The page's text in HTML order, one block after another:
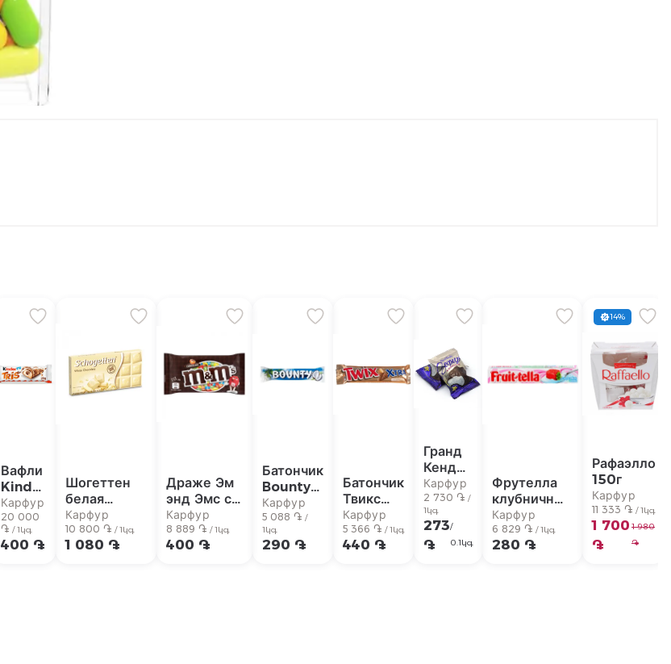
Вафли
Kinder
Tris
20г
Карфур
20 000
֏ / 1կգ
400 ֏
Шогеттен
белая
шоколадная
плитка 100г
Карфур
10 800 ֏ / 1կգ
1 080 ֏
Драже Эм
энд Эмс с
молочным
шоколадом
45 гр
Карфур
8 889 ֏ / 1կգ
400 ֏
Батончик
Bounty
57г
Карфур
5 088 ֏ /
1կգ
290 ֏
Батончик
Твикс
Xtra 82г
Карфур
5 366 ֏ / 1կգ
440 ֏
Гранд
Кенди
Шоко
Зефир
кг
Карфур
2 730 ֏ /
1կգ
273
֏
/
0.1կգ
Фрутелла
клубничный
йогурт 41г
Карфур
6 829 ֏ / 1կգ
280 ֏
14%
Рафаэлло
150г
Карфур
11 333 ֏ / 1կգ
1 700
֏
1 980
֏